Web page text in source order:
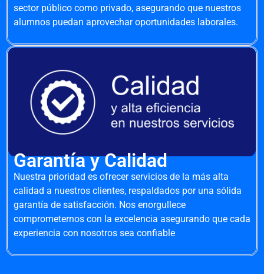
sector público como privado, asegurando que nuestros
alumnos puedan aprovechar oportunidades laborales.
Garantía y Calidad
Nuestra prioridad es ofrecer servicios de la más alta
calidad a nuestros clientes, respaldados por una sólida
garantía de satisfacción. Nos enorgullece
comprometernos con la excelencia asegurando que cada
experiencia con nosotros sea confiable